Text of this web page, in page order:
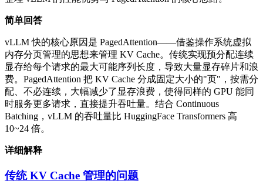
简单回答
vLLM 快的核心原因是 PagedAttention——借鉴操作系统虚拟
内存分页管理的思想来管理 KV Cache。传统实现预分配连续
显存给每个请求的最大可能序列长度，导致大量显存碎片和浪
费。PagedAttention 把 KV Cache 分成固定大小的"页"，按需分
配、不必连续，大幅减少了显存浪费，使得同样的 GPU 能同
时服务更多请求，直接提升吞吐量。结合 Continuous
Batching，vLLM 的吞吐量比 HuggingFace Transformers 高
10~24 倍。
详细解释
传统 KV Cache 管理的问题